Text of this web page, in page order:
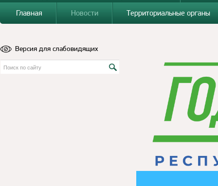
Главная
Новости Территориальные органы
Версия для слабовидящих